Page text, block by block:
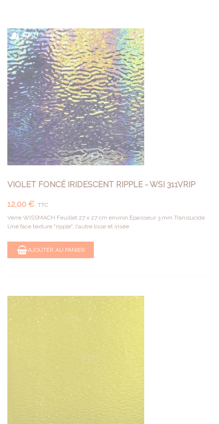
VIOLET FONCÉ IRIDESCENT RIPPLE - WSI 311VRIP
12,00 € TTC
Verre WISSMACH Feuillet 27 x 27 cm environ Epaisseur 3 mm Translucide
Une face texture "ripple", l'autre lisse et irisée
AJOUTER AU PANIER